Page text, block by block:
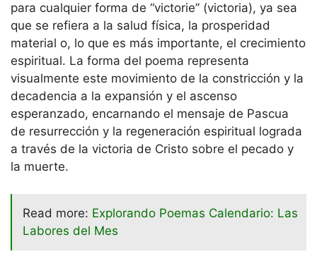
para cualquier forma de “victorie” (victoria), ya sea
que se refiera a la salud física, la prosperidad
material o, lo que es más importante, el crecimiento
espiritual. La forma del poema representa
visualmente este movimiento de la constricción y la
decadencia a la expansión y el ascenso
esperanzado, encarnando el mensaje de Pascua
de resurrección y la regeneración espiritual lograda
a través de la victoria de Cristo sobre el pecado y
la muerte.
Read more: Explorando Poemas Calendario: Las
Labores del Mes